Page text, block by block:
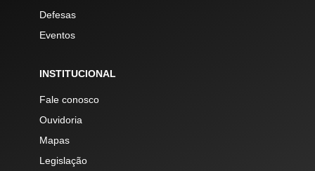
Defesas
Eventos
INSTITUCIONAL
Fale conosco
Ouvidoria
Mapas
Legislação